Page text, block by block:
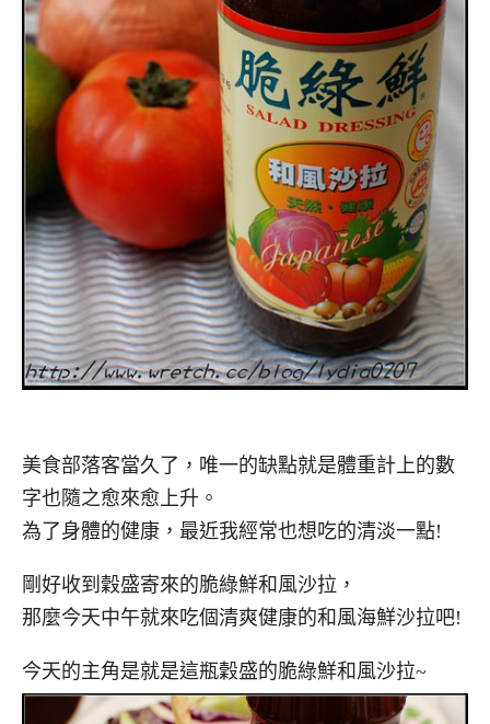
美食部落客當久了，唯一的缺點就是體重計上的數
字也隨之愈來愈上升。
為了身體的健康，最近我經常也想吃的清淡一點!
剛好收到穀盛寄來的脆綠鮮和風沙拉，
那麼今天中午就來吃個清爽健康的和風海鮮沙拉吧!
今天的主角是就是這瓶穀盛的脆綠鮮和風沙拉~